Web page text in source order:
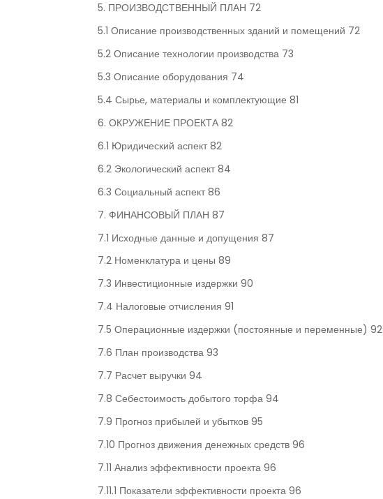
5. ПРОИЗВОДСТВЕННЫЙ ПЛАН 72
5.1 Описание производственных зданий и помещений 72
5.2 Описание технологии производства 73
5.3 Описание оборудования 74
5.4 Сырье, материалы и комплектующие 81
6. ОКРУЖЕНИЕ ПРОЕКТА 82
6.1 Юридический аспект 82
6.2 Экологический аспект 84
6.3 Социальный аспект 86
7. ФИНАНСОВЫЙ ПЛАН 87
7.1 Исходные данные и допущения 87
7.2 Номенклатура и цены 89
7.3 Инвестиционные издержки 90
7.4 Налоговые отчисления 91
7.5 Операционные издержки (постоянные и переменные) 92
7.6 План производства 93
7.7 Расчет выручки 94
7.8 Себестоимость добытого торфа 94
7.9 Прогноз прибылей и убытков 95
7.10 Прогноз движения денежных средств 96
7.11 Анализ эффективности проекта 96
7.11.1 Показатели эффективности проекта 96